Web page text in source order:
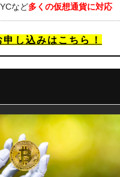
など多くの仮想通貨に対応
申し込みはこちら！